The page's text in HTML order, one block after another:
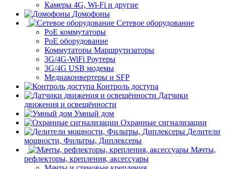
Камеры 4G, Wi-Fi и другие
Домофоны
Сетевое оборудование
PoE коммутаторы
PoE оборудование
Коммутаторы Маршрутизаторы
3G/4G-WiFi Роутеры
3G/4G USB модемы
Медиаконвертеры и SFP
Контроль доступа
Датчики
движения и освещённости
Умный дом
Охранные сигнализации
Делители
мощности, Фильтры, Диплексеры
Мачты,
рефлекторы, крепления, аксессуары